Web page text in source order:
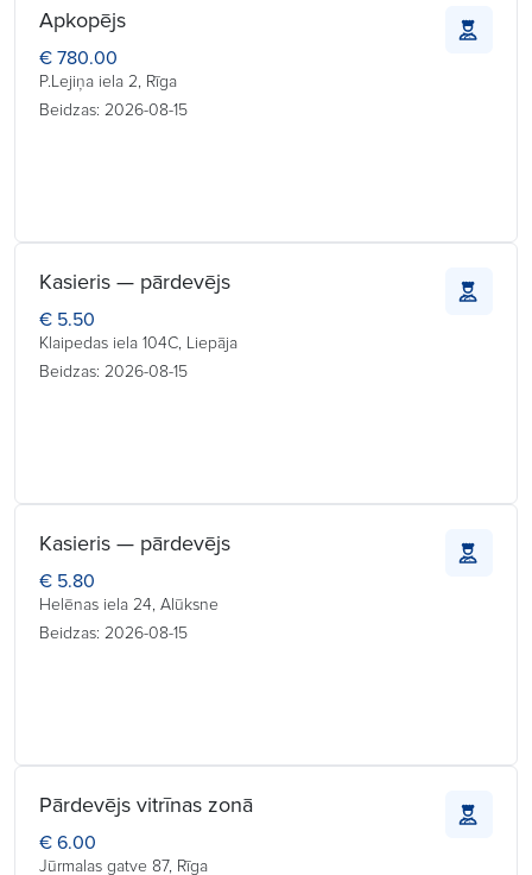
Apkopējs
€ 780.00
P.Lejiņa iela 2, Rīga
Beidzas: 2026-08-15
Kasieris — pārdevējs
€ 5.50
Klaipedas iela 104C, Liepāja
Beidzas: 2026-08-15
Kasieris — pārdevējs
€ 5.80
Helēnas iela 24, Alūksne
Beidzas: 2026-08-15
Pārdevējs vitrīnas zonā
€ 6.00
Jūrmalas gatve 87, Rīga